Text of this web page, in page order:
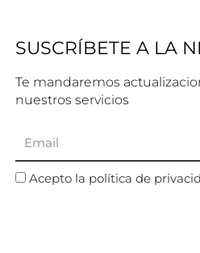
SUSCRÍBETE A LA
Te mandaremos
nuestros servicios
Acepto la política de